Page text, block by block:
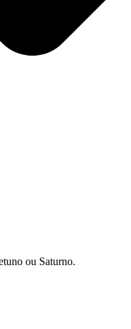
ou Saturno.